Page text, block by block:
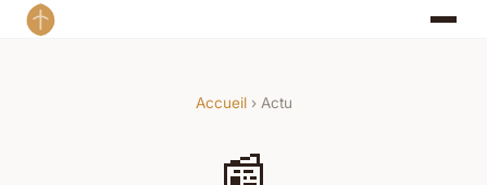
Accueil› Actu